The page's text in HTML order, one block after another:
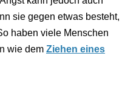
sie gegen etwas besteht,
haben viele Menschen
wie dem Ziehen eines